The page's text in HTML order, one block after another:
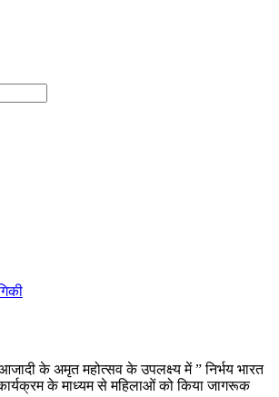
के अमृत महोत्सव के उपलक्ष्य में ” निर्भय भारत
के माध्यम से महिलाओं को किया जागरूक